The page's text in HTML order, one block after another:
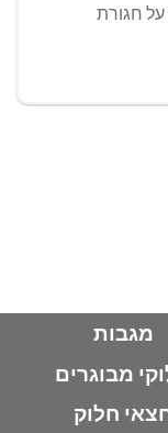
חגורת
מגבות
מבוגרים
חלוק